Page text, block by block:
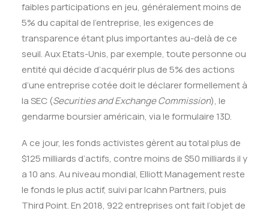
faibles participations en jeu, généralement moins de
5% du capital de l’entreprise, les exigences de
transparence étant plus importantes au-delà de ce
seuil. Aux Etats-Unis, par exemple, toute personne ou
entité qui décide d’acquérir plus de 5% des actions
d’une entreprise cotée doit le déclarer formellement à
la SEC (Securities and Exchange Commission), le
gendarme boursier américain, via le formulaire 13D.
A ce jour, les fonds activistes gèrent au total plus de
$125 milliards d’actifs, contre moins de $50 milliards il y
a 10 ans. Au niveau mondial, Elliott Management reste
le fonds le plus actif, suivi par Icahn Partners, puis
Third Point. En 2018, 922 entreprises ont fait l’objet de